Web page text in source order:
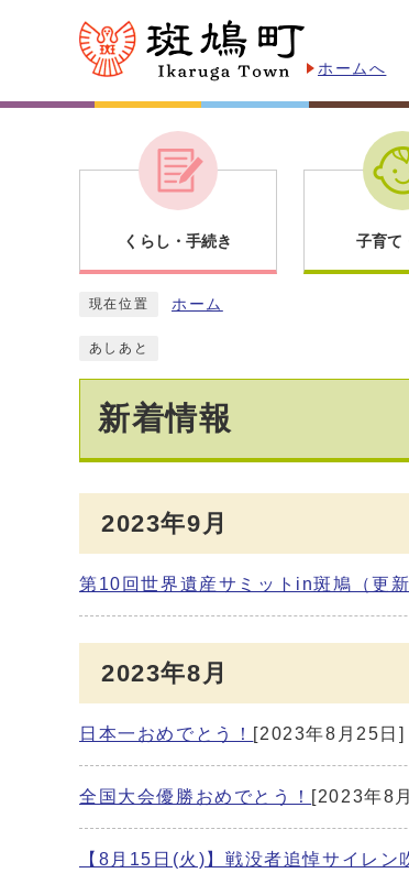
ホームへ
くらし・手続き 子育て
現在位置 ホーム
あしあと
新着情報
2023年9月
第10回世界遺産サミットin斑鳩（更新
2023年8月
日本一おめでとう！ [2023年8月25日]
全国大会優勝おめでとう！ [2023年8
【8月15日(火)】戦没者追悼サイレン